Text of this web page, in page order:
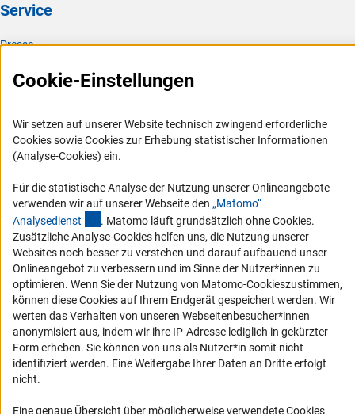
Service
Presse
RSS-Feeds
Compliance
Vergabeverfahren
Barrierefreiheit
Service und Informationen für Menschen mit Behinderungen
Erklärung zur Barrierefreiheit
Barriere melden
DFG-aktuell
Erhalten Sie Neuigkeiten aus der DFG direkt in Ihr Mailpostfach oder
schauen Sie sich die Ausgaben online an.
Cookie-Einstellungen
Wir setzen auf unserer Website technisch zwingend erforderliche
Cookies sowie Cookies zur Erhebung statistischer Informationen
(Analyse-Cookies) ein.
Für die statistische Analyse der Nutzung unserer Onlineangebote
verwenden wir auf unserer Webseite den „Matomo“
Analysedienst (externer Link)
. Matomo läuft grundsätzlich ohne Cookies.
Zusätzliche Analyse-Cookies helfen uns, die Nutzung unserer
Websites noch besser zu verstehen und darauf aufbauend unser
Onlineangebot zu verbessern und im Sinne der Nutzer*innen zu
optimieren. Wenn Sie der Nutzung von Matomo-Cookieszustimmen,
können diese Cookies auf Ihrem Endgerät gespeichert werden. Wir
werten das Verhalten von unseren Webseitenbesucher*innen
anonymisiert aus, indem wir ihre IP-Adresse lediglich in gekürzter
Form erheben. Sie können von uns als Nutzer*in somit nicht
identifiziert werden. Eine Weitergabe Ihrer Daten an Dritte erfolgt
nicht.
Eine genaue Übersicht über möglicherweise verwendete Cookies